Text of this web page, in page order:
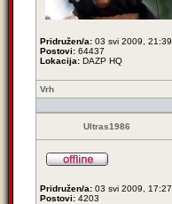
Pridružen/a: 03 svi 2009, 21:39
Postovi: 64437
Lokacija: DAZP HQ
Vrh
Ultras1986
Pridružen/a: 03 svi 2009, 17:27
Postovi: 4203